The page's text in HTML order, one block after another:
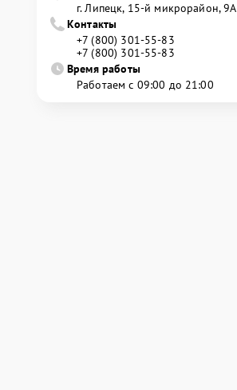
г. Липецк, 15-й микрорайон, 9А
Контакты
+7 (800) 301-55-83
+7 (800) 301-55-83
Время работы
Работаем с 09:00 до 21:00